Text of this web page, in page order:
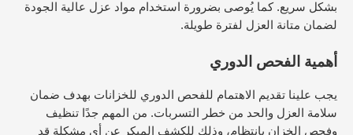
بشكل سريع. كما يُوصى بضرورة استخدام مواد عزل عالية الجودة
لضمان متانة العزل لفترة طويلة.
أهمية الفحص الدوري
يجب علينا تقديم الاهتمام للفحص الدوري للخزانات بهدف ضمان
سلامة العزل والحد من خطر التسربات. من المهم جدًا تنظيف
وفحص الخزان بانتظام، وذلك للكشف المبكر عن أي مشكلة قد